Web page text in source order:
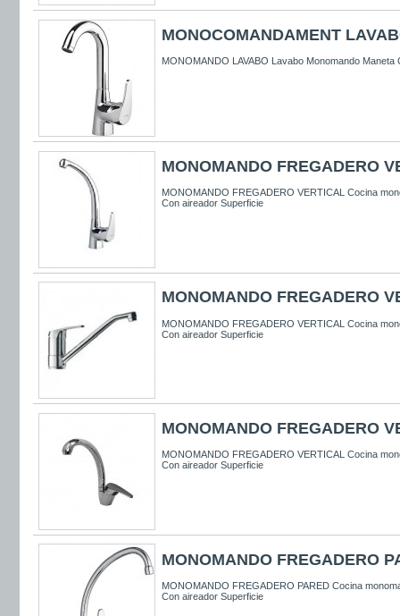
MONOCOMANDAMENT
MONOMANDO LAVABO Lavabo Monomando Maneta
MONOMANDO FREGADERO
MONOMANDO FREGADERO VERTICAL Cocina
Con aireador Superficie
MONOMANDO FREGADERO
MONOMANDO FREGADERO VERTICAL Cocina
Con aireador Superficie
MONOMANDO FREGADERO
MONOMANDO FREGADERO VERTICAL Cocina
Con aireador Superficie
MONOMANDO FREGADERO
MONOMANDO FREGADERO PARED Cocina
Con aireador Superficie